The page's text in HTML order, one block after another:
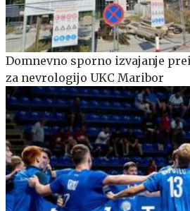
Domnevno sporno izvajanje
za nevrologijo UKC Maribor